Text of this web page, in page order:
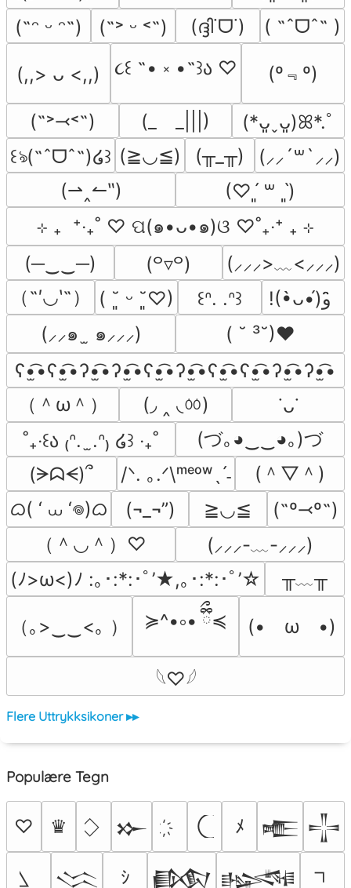
(˶ᵔ ᵕ ᵔ˶)
(˶˃ ᵕ ˂˶) (ദ്ദി˙ᗜ˙) ( ˶ˆᗜˆ˵ )
(,,> ᴗ <,,) ૮꒰ ˶• ༝ •˶꒱ა ♡ (º﹃º)
(˶˃⤙˂˶) (_　_|||)
(*ᴗ͈ˬᴗ͈)ꕤ*.ﾟ
꒰ঌ(˶ˆᗜˆ˵)໒꒱ (≧◡≦) (╥_╥)
(⸝⸝´꒳`⸝⸝)
(⇀‸↼‶)
(♡ˊ͈ ꒳ ˋ͈)
⊹ ₊  ⁺‧₊˚ ♡ ପ(๑•ᴗ•๑)ଓ ♡˚₊‧⁺ ₊ ⊹
(─‿‿─)
(꒪▿꒪)
(⸝⸝⸝>﹏<⸝⸝⸝)
（˶′◡‵˶）
( ˘͈ ᵕ ˘͈♡) ꒰ᐢ. .ᐢ꒱
(⸝⸝๑  ̫ ๑⸝⸝⸝)
( ˘ ³˘)♥
ʕ•̫͡•ʕ•̫͡•ʔ•̫͡•ʔ•̫͡•ʕ•̫͡•ʔ•̫͡•ʕ•̫͡•ʕ•̫͡•ʔ•̫͡•ʔ•̫͡•
（＾ω＾）
(◞ ‸ ◟ㆀ)
˙ᴗ˙
˚₊‧꒰ა ₍ᐢ.  ̫.ᐢ₎ ໒꒱ ‧₊˚
(づ｡◕‿‿◕｡)づ
(ᗒᗣᗕ)՞
/ᐠ. ｡.ᐟ\ᵐᵉᵒʷˎˊ˗
(＾▽＾)
ᜊ( ‘ ⩊ ‘𖦹)ᜊ
(¬_¬”) ≧◡≦
(˶º⤙º˶)
（＾◡＾）♡
(⸝⸝⸝-﹏-⸝⸝⸝)
(ﾉ>ω<)ﾉ :｡･:*:･ﾟ’★,｡･:*:･ﾟ’☆
╥﹏╥
（｡>‿‿<｡ ） ≽^•༚• ྀིྀ≼ (•　ω　•)
𓆩♡𓆪
Flere Uttrykksikoner ▸▸
Populære Tegn
♡ ♛ 𒁍 ﾒ 𒍫 𒋲
𒈱 ｼ 𒁃 𒈙